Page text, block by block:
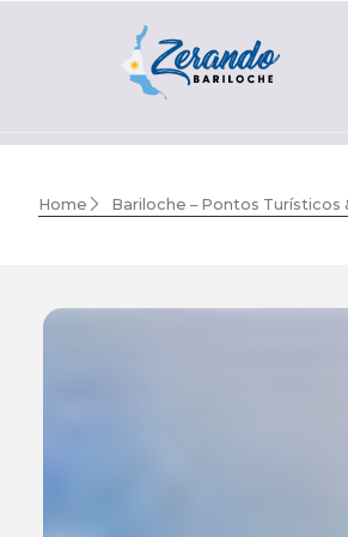
Home Bariloche – Pontos Turísticos